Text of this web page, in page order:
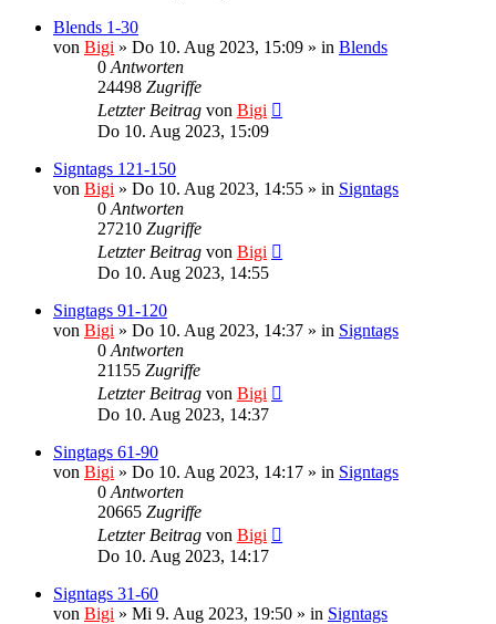
Blends 1-30
von Bigi » Do 10. Aug 2023, 15:09 » in Blends
0 Antworten
24498 Zugriffe
Letzter Beitrag von Bigi
Do 10. Aug 2023, 15:09
Signtags 121-150
von Bigi » Do 10. Aug 2023, 14:55 » in Signtags
0 Antworten
27210 Zugriffe
Letzter Beitrag von Bigi
Do 10. Aug 2023, 14:55
Singtags 91-120
von Bigi » Do 10. Aug 2023, 14:37 » in Signtags
0 Antworten
21155 Zugriffe
Letzter Beitrag von Bigi
Do 10. Aug 2023, 14:37
Singtags 61-90
von Bigi » Do 10. Aug 2023, 14:17 » in Signtags
0 Antworten
20665 Zugriffe
Letzter Beitrag von Bigi
Do 10. Aug 2023, 14:17
Signtags 31-60
von Bigi » Mi 9. Aug 2023, 19:50 » in Signtags